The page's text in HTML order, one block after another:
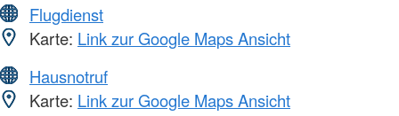
Flugdienst
Karte: Link zur Google Maps Ansicht
Hausnotruf
Karte: Link zur Google Maps Ansicht